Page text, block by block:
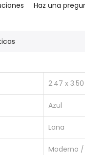
Haz una
2.47 x
Azul
Lana
Moderno